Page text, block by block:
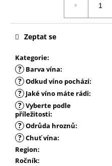
Kategorie:
? Barva vína:
? Odkud víno pochází:
? Jaké víno máte rádi:
? Vyberte podle
příležitosti:
? Odrůda hroznů:
? Chuť vína:
Region:
Ročník:
Zeptat se
m
e